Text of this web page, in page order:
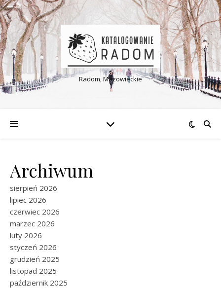
Radom, Mazowieckie
Archiwum
sierpień 2026
lipiec 2026
czerwiec 2026
marzec 2026
luty 2026
styczeń 2026
grudzień 2025
listopad 2025
październik 2025